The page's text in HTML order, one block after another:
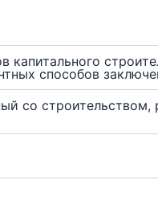
капитального
способов
со строительством,